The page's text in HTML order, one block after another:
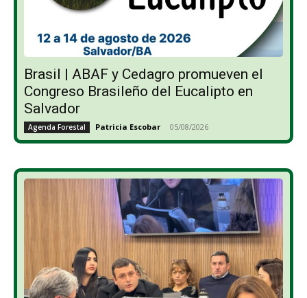
Brasil | ABAF y Cedagro promueven el
Congreso Brasileño del Eucalipto en
Salvador
Agenda Forestal Patricia Escobar - 05/08/2026